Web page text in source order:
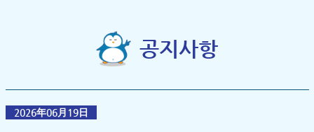
공지사항
2026年06月19日